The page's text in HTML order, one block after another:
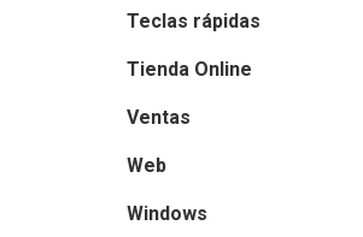
Teclas rápidas
Tienda Online
Ventas
Web
Windows